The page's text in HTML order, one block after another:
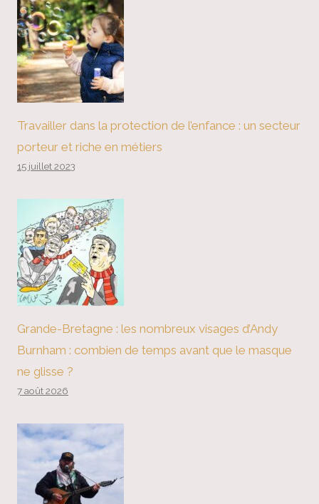
Travailler dans la protection de l’enfance : un secteur
porteur et riche en métiers
15 juillet 2023
Grande-Bretagne : les nombreux visages d’Andy
Burnham : combien de temps avant que le masque
ne glisse ?
7 août 2026